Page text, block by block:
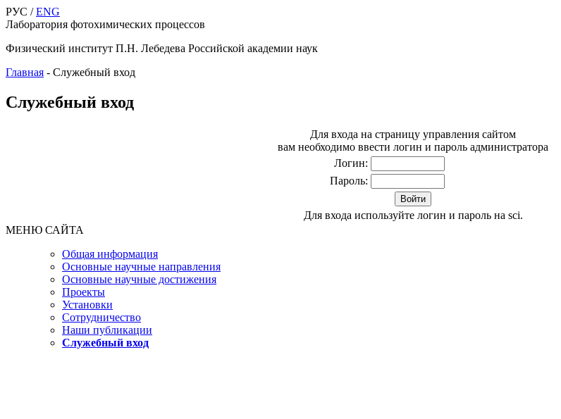
РУС /ENG
Лаборатория фотохимических процессов
Физический институт П.Н. Лебедева Российской академии наук
Главная - Служебный вход
Служебный вход
Для входа на страницу управления сайтом
вам необходимо ввести логин и пароль администратора
Логин:
Пароль:
Для входа используйте логин и пароль на sci.
МЕНЮ САЙТА
Общая информация
Основные научные направления
Основные научные достижения
Проекты
Установки
Сотрудничество
Наши публикации
Служебный вход